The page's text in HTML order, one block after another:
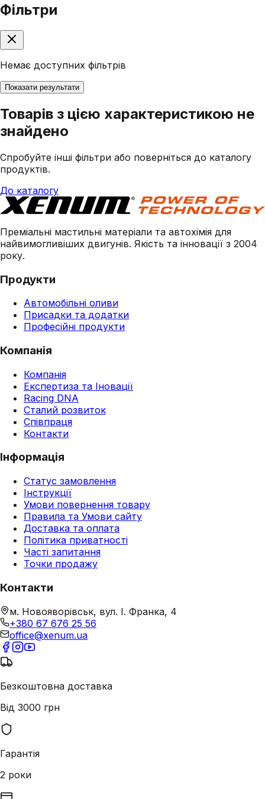
Фільтри
Немає доступних фільтрів
Показати результати
Товарів з цією характеристикою не
знайдено
Спробуйте інші фільтри або поверніться до каталогу
продуктів.
До каталогу
Преміальні мастильні матеріали та автохімія для
найвимогливіших двигунів. Якість та інновації з 2004
року.
Продукти
Автомобільні оливи
Присадки та додатки
Професійні продукти
Компанія
Компанія
Експертиза та Іновації
Racing DNA
Сталий розвиток
Співпраця
Контакти
Інформація
Статус замовлення
Інструкції
Умови повернення товару
Правила та Умови сайту
Доставка та оплата
Політика приватності
Часті запитання
Точки продажу
Контакти
м. Новояворівськ, вул. І. Франка, 4
+380 67 676 25 56
office@xenum.ua
Безкоштовна доставка
Від 3000 грн
Гарантія
2 роки